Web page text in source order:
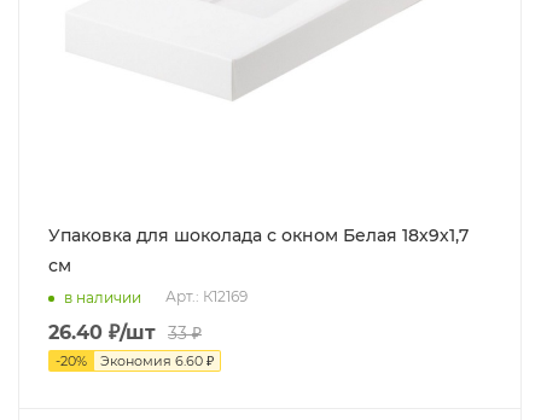
Упаковка для шоколада с окном Белая 18х9х1,7
см
в наличии Арт.: К12169
26.40 ₽/шт 33₽
-20% Экономия 6.60 ₽